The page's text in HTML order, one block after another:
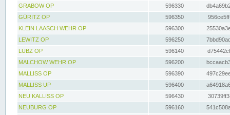
GRABOW OP
596330
GÜRITZ OP
596350
KLEIN LAASCH WEHR OP
596300
LEWITZ OP
596250
LÜBZ OP
596140
MALCHOW WEHR OP
596200
MALLISS OP
596390
MALLISS UP
596400
NEU KALLISS OP
596430
NEUBURG OP
596160